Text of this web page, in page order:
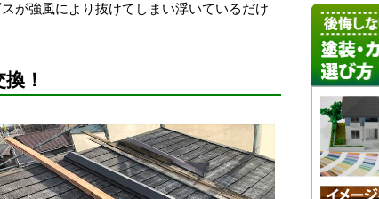
が強風により抜けてしまい浮いているだけ
！